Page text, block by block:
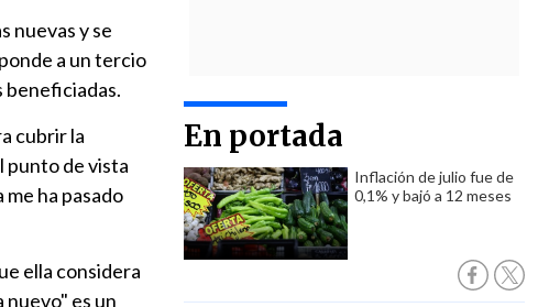
En portada
Inflación de julio fue de
0,1% y bajó a 12 meses
nuevas y se
a un tercio
beneficiadas.
cubrir la
punto de vista
ha pasado
ella considera
nuevo" es un